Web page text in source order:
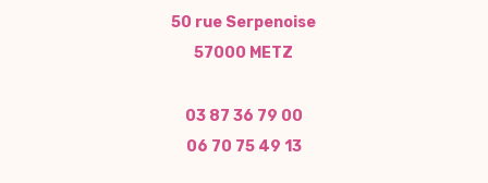
50 rue Serpenoise
57000 METZ
03 87 36 79 00
06 70 75 49 13